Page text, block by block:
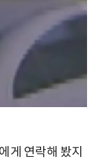
게 연락해 봤지